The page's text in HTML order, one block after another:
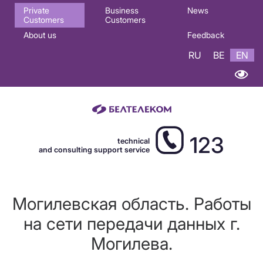
Основная
навигация
Private
Customers
Business
Customers
News
About us Feedback
RU BE EN
technical
and consulting support service
123
Могилевская область. Работы
на сети передачи данных г.
Могилева.